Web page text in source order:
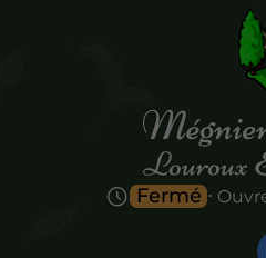
Fermé ⋅